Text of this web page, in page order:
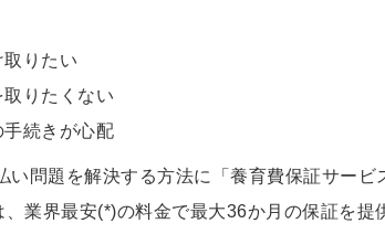
りたい
りたくない
続きが心配
い問題を解決する方法に「養育費保証サービ
業界最安(*)の料金で最大36か月の保証を提